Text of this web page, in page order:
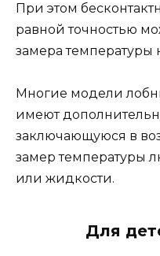
При этом
равной точностью
замера температуры
Многие модели
имеют
заключающуюся в
замер температуры
или жидкости.
Для